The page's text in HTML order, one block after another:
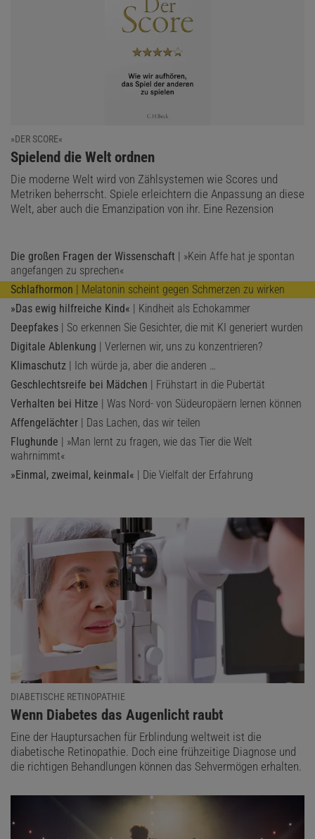
»DER SCORE«
:
Spielend die Welt ordnen
Die moderne Welt wird von Zählsystemen wie Scores und
Metriken beherrscht. Spiele erleichtern die Anpassung an diese
Welt, aber auch die Emanzipation von ihr. Eine Rezension
Die großen Fragen der Wissenschaft | »Kein Affe hat je spontan
angefangen zu sprechen«
Schlafhormon | Melatonin scheint gegen Schmerzen zu wirken
»Das ewig hilfreiche Kind« | Kindheit als Echokammer
Deepfakes | So erkennen Sie Gesichter, die mit KI generiert wurden
Digitale Ablenkung | Verlernen wir, uns zu konzentrieren?
Klimaschutz | Ich würde ja, aber die anderen …
Geschlechtsreife bei Mädchen | Frühstart in die Pubertät
Verhalten bei Hitze | Was Nord- von Südeuropäern lernen können
Affengelächter | Das Lachen, das wir teilen
Flughunde | »Man lernt zu fragen, wie das Tier die Welt
wahrnimmt«
»Einmal, zweimal, keinmal« | Die Vielfalt der Erfahrung
DIABETISCHE RETINOPATHIE
:
Wenn Diabetes das Augenlicht raubt
Eine der Hauptursachen für Erblindung weltweit ist die
diabetische Retinopathie. Doch eine frühzeitige Diagnose und
die richtigen Behandlungen können das Sehvermögen erhalten.